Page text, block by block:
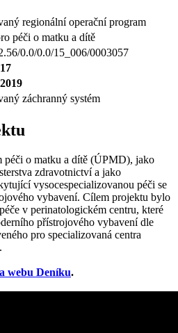
regionální operační program
péči o matku a dítě
0.0/0.0/15_006/0003057
záchranný systém
péči o matku a dítě (ÚPMD), jako
zdravotnictví a jako
vysocespecializovanou péči se
vybavení. Cílem projektu bylo
v perinatologickém centru, které
přístrojového vybavení dle
pro specializovaná centra
webu Deníku.